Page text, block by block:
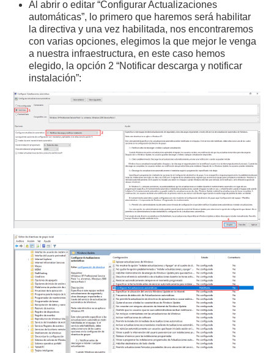
Al abrir o editar “Configurar Actualizaciones
automáticas”, lo primero que haremos será habilitar
la directiva y una vez habilitada, nos encontraremos
con varias opciones, elegimos la que mejor le venga
a nuestra infraestructura, en este caso hemos
elegido, la opción 2 “Notificar descarga y notificar
instalación”: